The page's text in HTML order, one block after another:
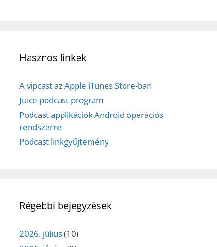
Hasznos linkek
A vipcast az Apple iTunes Store-ban
Juice podcast program
Podcast applikációk Android operációs
rendszerre
Podcast linkgyűjtemény
Régebbi bejegyzések
2026. július(10)